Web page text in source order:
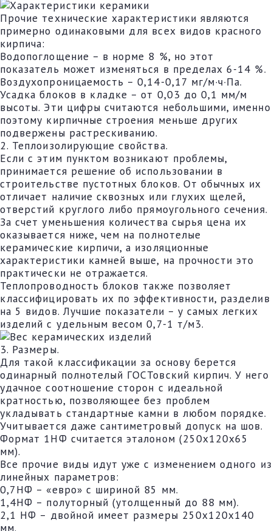
Прочие технические характеристики являются
примерно одинаковыми для всех видов красного
кирпича:
Водопоглощение – в норме 8 %, но этот
показатель может изменяться в пределах 6-14 %.
Воздухопроницаемость – 0,14-0,17 мг/м·ч·Па.
Усадка блоков в кладке – от 0,03 до 0,1 мм/м
высоты. Эти цифры считаются небольшими, именно
поэтому кирпичные строения меньше других
подвержены растрескиванию.
2. Теплоизолирующие свойства.
Если с этим пунктом возникают проблемы,
принимается решение об использовании в
строительстве пустотных блоков. От обычных их
отличает наличие сквозных или глухих щелей,
отверстий круглого либо прямоугольного сечения.
За счет уменьшения количества сырья цена их
оказывается ниже, чем на полнотелые
керамические кирпичи, а изоляционные
характеристики камней выше, на прочности это
практически не отражается.
Теплопроводность блоков также позволяет
классифицировать их по эффективности, разделив
на 5 видов. Лучшие показатели – у самых легких
изделий с удельным весом 0,7-1 т/м3.
3. Размеры.
Для такой классификации за основу берется
одинарный полнотелый ГОСТовский кирпич. У него
удачное соотношение сторон с идеальной
кратностью, позволяющее без проблем
укладывать стандартные камни в любом порядке.
Учитывается даже сантиметровый допуск на шов.
Формат 1НФ считается эталоном (250х120х65
мм).
Все прочие виды идут уже с изменением одного из
линейных параметров:
0,7НФ – «евро» с шириной 85 мм.
1,4НФ – полуторный (утолщенный до 88 мм).
2,1 НФ – двойной имеет размеры 250х120х140
мм.